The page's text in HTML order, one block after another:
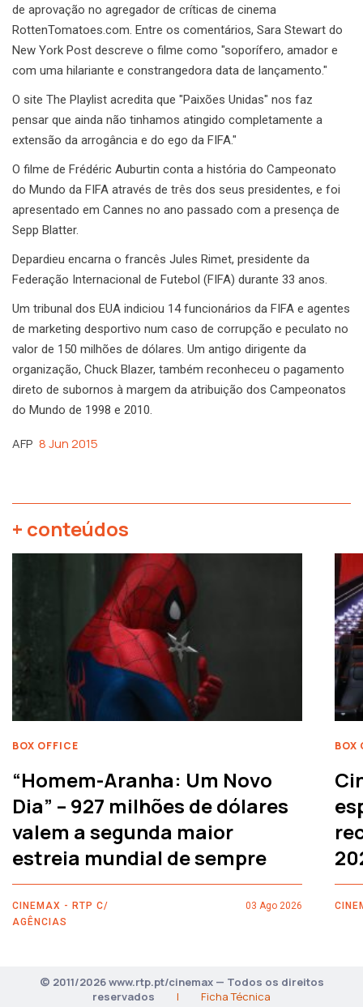
de aprovação no agregador de críticas de cinema
RottenTomatoes.com. Entre os comentários, Sara Stewart do
New York Post descreve o filme como "soporífero, amador e
com uma hilariante e constrangedora data de lançamento."
O site The Playlist acredita que "Paixões Unidas" nos faz
pensar que ainda não tinhamos atingido completamente a
extensão da arrogância e do ego da FIFA."
O filme de Frédéric Auburtin conta a história do Campeonato
do Mundo da FIFA através de três dos seus presidentes, e foi
apresentado em Cannes no ano passado com a presença de
Sepp Blatter.
Depardieu encarna o francês Jules Rimet, presidente da
Federação Internacional de Futebol (FIFA) durante 33 anos.
Um tribunal dos EUA indiciou 14 funcionários da FIFA e agentes
de marketing desportivo num caso de corrupção e peculato no
valor de 150 milhões de dólares. Um antigo dirigente da
organização, Chuck Blazer, também reconheceu o pagamento
direto de subornos à margem da atribuição dos Campeonatos
do Mundo de 1998 e 2010.
AFP 8 Jun 2015
+ conteúdos
BOX OFFICE
“Homem-Aranha: Um Novo
Dia” – 927 milhões de dólares
valem a segunda maior
estreia mundial de sempre
CINEMAX - RTP C/
AGÊNCIAS
03 Ago 2026
BOX
© 2011/2026 www.rtp.pt/cinemax — Todos os direitos
reservados
| Ficha Técnica